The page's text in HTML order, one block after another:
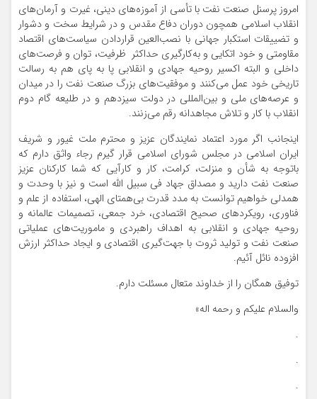
امروز پرسنل صنعت نفت با تأسی از آموزه‌های دینی، غیرت و آرمان‌های
انقلاب اسلامی همچون دوران دفاع مقدس و در شرایط سخت و دشوار
و تضییقات استکبار جهانی با نصب‌العین قراردادن سیاست‌های اقتصاد
مقاومتی و خود اتکایی و به‌کارگیری حداکثر ظرفیت، توان و فرصت‌های
داخلی و البته اکسیر روحیه جهادی و انقلابی پا به پای هم به رسالت
تاریخی خود عمل می‌کنند و موفقیت‌های بزرگ صنعت نفت را در میدان
و عرصه‌های ملی و بین‌المللی در دولت سیزدهم و در طلیعه گام دوم
انقلاب با کار و تلاش مجاهدانه رقم می‌زنند.
اینجانب اگر مورد اعتماد نمایندگان عزیز و محترم ملت غیور و شریف
ایران اسلامی در مجلس شورای اسلامی قرار گیرم رجاء واثق دارم که
باتوجه به شأن و منزلت، کرامت، کار و کارآیی که شما کارکنان عزیز
صنعت نفت دارید و مصداق جهاد فی‌ سبیل‌ الله است و نیز با وحدت و
همدلی خواهیم توانست به مدد قدرت بی‌همتای الهی، استفاده از علم و
فناوری، رویکردهای صحیح اقتصادی، خرد جمعی، تصمیمات عالمانه و
روحیه جهادی و انقلابی به اهداف راهبردی و ماموریت‌های عملیاتی
صنعت نفت و تولید ثروت با جهت‌گیری اقتصادی و ایجاد حداکثر ارزش
افزوده نائل آئیم.
توفیق همگان را از خداوند متعال مسئلت دارم.
والسلام علیکم و رحمه اله»
.
.
.